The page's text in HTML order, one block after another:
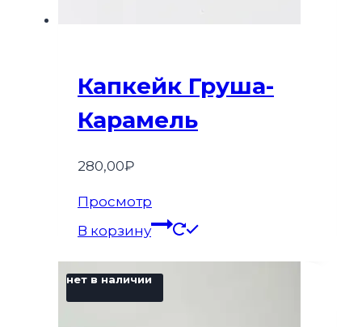
Капкейк Груша-
Карамель
280,00₽
Просмотр
В корзину
нет в наличии